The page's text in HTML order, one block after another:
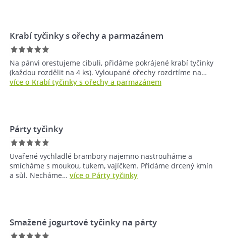
Krabí tyčinky s ořechy a parmazánem
Na pánvi orestujeme cibuli, přidáme pokrájené krabí tyčinky
(každou rozdělit na 4 ks). Vyloupané ořechy rozdrtíme na…
více o Krabí tyčinky s ořechy a parmazánem
Párty tyčinky
Uvařené vychladlé brambory najemno nastrouháme a
smícháme s moukou, tukem, vajíčkem. Přidáme drcený kmín
a sůl. Necháme… více o Párty tyčinky
Smažené jogurtové tyčinky na párty